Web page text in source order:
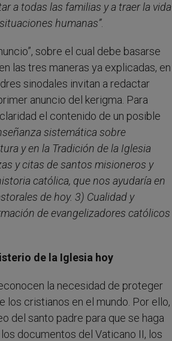
a todas las familias y a traer la vida
humanas”.
sobre el cual debe basarse
las tres maneras ya explicadas, en
sinodales invitan a redactar
anuncio del kerigma. Para
el contenido de un posible
sistemática sobre
y en la Tradición de la Iglesia
y citas de santos misioneros y
católica, que nos ayudaría en
de hoy. 3) Cualidad y
de evangelizadores católicos
de la Iglesia hoy
la necesidad de proteger
los cristianos en el mundo. Por ello,
del santo padre para que se haga
documentos del Vaticano II, los